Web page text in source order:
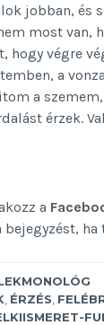
jobban, és
most van,
végre
a
a
érzek.
a
ÉRZÉS